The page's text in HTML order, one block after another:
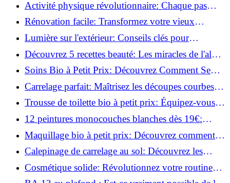
Activité physique révolutionnaire: Chaque pas
compte pour votre santé!
Rénovation facile: Transformez votre vieux
parquet irrégulier en un clin d'œil!
Lumière sur l'extérieur: Conseils clés pour
concevoir et installer votre éclairage!
Découvrez 5 recettes beauté: Les miracles de l'aloe
vera pour votre peau!
Soins Bio à Petit Prix: Découvrez Comment Se
Chouchouter Pour Moins de 35€!
Carrelage parfait: Maîtrisez les découpes courbes
facilement!
Trousse de toilette bio à petit prix: Équipez-vous
pour moins de 25€!
12 peintures monocouches blanches dès 19€:
Découvrez les meilleures offres!
Maquillage bio à petit prix: Découvrez comment
s'équiper pour moins de 50€!
Calepinage de carrelage au sol: Découvrez les
astuces incontournables!
Cosmétique solide: Révolutionnez votre routine
beauté pour zéro déchet!